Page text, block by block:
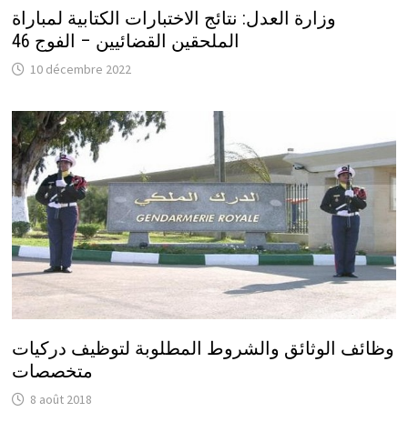
وزارة العدل: نتائج الاختبارات الكتابية لمباراة
الملحقين القضائيين – الفوج 46
10 décembre 2022
وظائف الوثائق والشروط المطلوبة لتوظيف دركيات
متخصصات
8 août 2018